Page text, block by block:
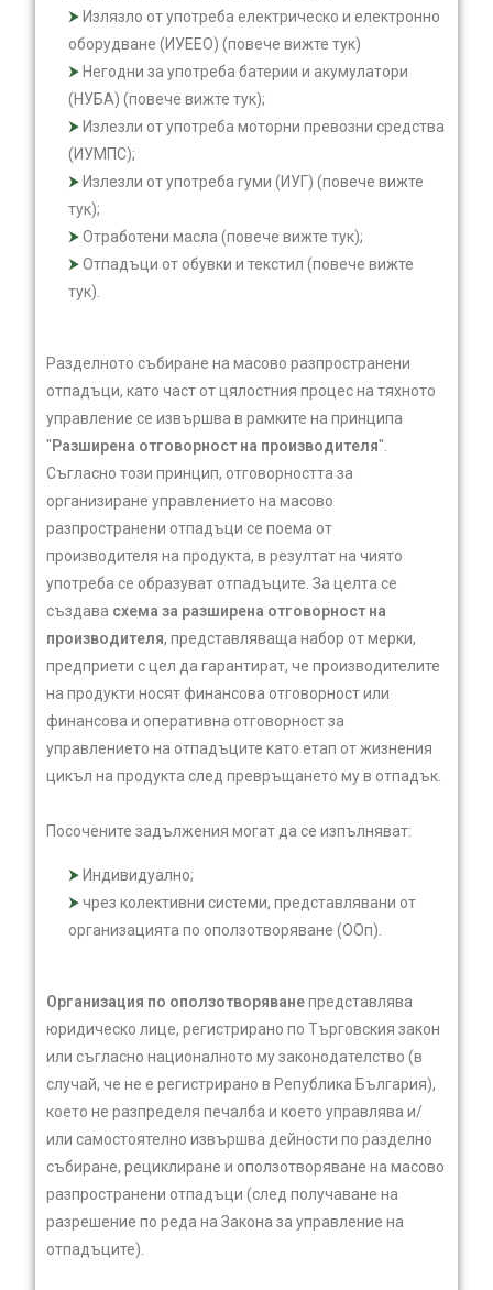
Излязло от употреба електрическо и електронно
оборудване (ИУЕЕО) (повече вижте тук)
Негодни за употреба батерии и акумулатори
(НУБА) (повече вижте тук);
Излезли от употреба моторни превозни средства
(ИУМПС);
Излезли от употреба гуми (ИУГ) (повече вижте
тук);
Отработени масла (повече вижте тук);
Отпадъци от обувки и текстил (повече вижте
тук).
Разделното събиране на масово разпространени
отпадъци, като част от цялостния процес на тяхното
управление се извършва в рамките на принципа
"Разширена отговорност на производителя".
Съгласно този принцип, отговорността за
организиране управлението на масово
разпространени отпадъци се поема от
производителя на продукта, в резултат на чиято
употреба се образуват отпадъците. За целта се
създава схема за разширена отговорност на
производителя, представляваща набор от мерки,
предприети с цел да гарантират, че производителите
на продукти носят финансова отговорност или
финансова и оперативна отговорност за
управлението на отпадъците като етап от жизнения
цикъл на продукта след превръщането му в отпадък.
Посочените задължения могат да се изпълняват:
Индивидуално;
чрез колективни системи, представлявани от
организацията по оползотворяване (ООп).
Организация по оползотворяванепредставлява
юридическо лице, регистрирано по Търговския закон
или съгласно националното му законодателство (в
случай, че не е регистрирано в Република България),
което не разпределя печалба и което управлява и/
или самостоятелно извършва дейности по разделно
събиране, рециклиране и оползотворяване на масово
разпространени отпадъци (след получаване на
разрешение по реда на Закона за управление на
отпадъците).